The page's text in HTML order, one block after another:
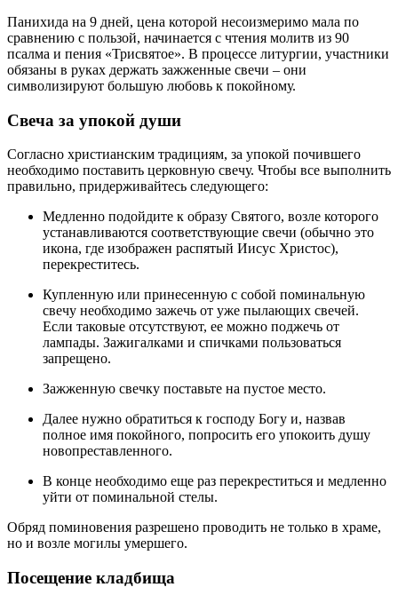
Панихида на 9 дней, цена которой несоизмеримо мала по
сравнению с пользой, начинается с чтения молитв из 90
псалма и пения «Трисвятое». В процессе литургии, участники
обязаны в руках держать зажженные свечи – они
символизируют большую любовь к покойному.
Свеча за упокой души
Согласно христианским традициям, за упокой почившего
необходимо поставить церковную свечу. Чтобы все выполнить
правильно, придерживайтесь следующего:
Медленно подойдите к образу Святого, возле которого
устанавливаются соответствующие свечи (обычно это
икона, где изображен распятый Иисус Христос),
перекреститесь.
Купленную или принесенную с собой поминальную
свечу необходимо зажечь от уже пылающих свечей.
Если таковые отсутствуют, ее можно поджечь от
лампады. Зажигалками и спичками пользоваться
запрещено.
Зажженную свечку поставьте на пустое место.
Далее нужно обратиться к господу Богу и, назвав
полное имя покойного, попросить его упокоить душу
новопреставленного.
В конце необходимо еще раз перекреститься и медленно
уйти от поминальной стелы.
Обряд поминовения разрешено проводить не только в храме,
но и возле могилы умершего.
Посещение кладбища